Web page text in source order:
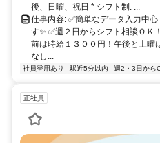
後、日曜、祝日 * シフト制: ...
仕事内容: ✅簡単なデータ入力中
す✨ ✅週２日からシフト相談ＯＫ
前は時給１３００円！午後と土曜
なし...
社員登用あり 駅近5分以内 週2・3日から
正社員